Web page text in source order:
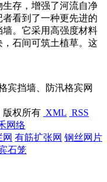
存，增强了河流自净
看到了一种更先进的
。它采用高强度材料
石间可筑土植草。这
宾挡墙、防汛格宾网
版权所有 XML RSS
网络
有筋扩张网 钢丝网片
石笼